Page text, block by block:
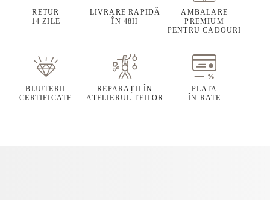
RETUR
14 ZILE
LIVRARE RAPIDĂ
ÎN 48H
AMBALARE
PREMIUM
PENTRU CADOURI
BIJUTERII
CERTIFICATE
REPARAȚII ÎN
ATELIERUL TEILOR
PLATA
ÎN RATE